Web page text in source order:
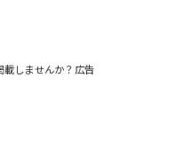
載しませんか？広告